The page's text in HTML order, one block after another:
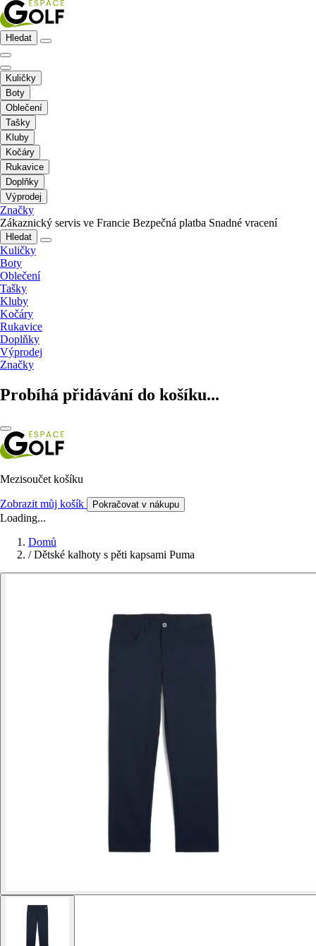
Hledat
Kuličky
Boty
Oblečení
Tašky
Kluby
Kočáry
Rukavice
Doplňky
Výprodej
Značky
Zákaznický servis ve Francie Bezpečná platba Snadné vracení
Hledat
Kuličky
Boty
Oblečení
Tašky
Kluby
Kočáry
Rukavice
Doplňky
Výprodej
Značky
Probíhá přidávání do košíku...
Mezisoučet košíku
Zobrazit můj košík Pokračovat v nákupu
Loading...
Domů
/ Dětské kalhoty s pěti kapsami Puma